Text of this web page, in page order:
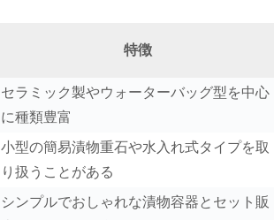
特徴
セラミック製やウォーターバッグ型を中心
に種類豊富
小型の簡易漬物重石や水入れ式タイプを取
り扱うことがある
シンプルでおしゃれな漬物容器とセット販